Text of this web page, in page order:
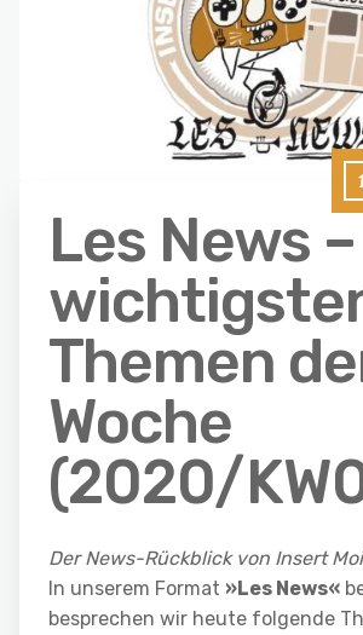
Les News
Themen
Woche
(2020/
Der News-Rückblick von Insert
In unserem Format »Les News«
besprechen wir heute folgende